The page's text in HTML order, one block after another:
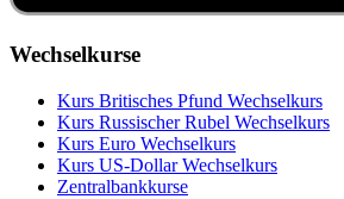
Wechselkurse
Kurs Britisches Pfund Wechselkurs
Kurs Russischer Rubel Wechselkurs
Kurs Euro Wechselkurs
Kurs US‑Dollar Wechselkurs
Zentralbankkurse